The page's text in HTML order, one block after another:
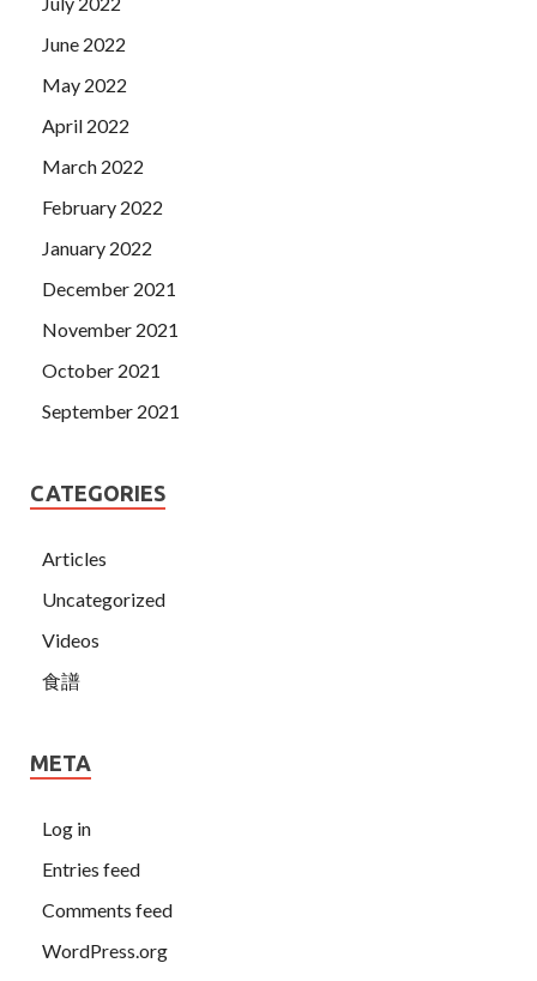
June 2022
May 2022
April 2022
March 2022
February 2022
January 2022
December 2021
November 2021
October 2021
September 2021
CATEGORIES
Articles
Uncategorized
Videos
食譜
META
Log in
Entries feed
Comments feed
WordPress.org